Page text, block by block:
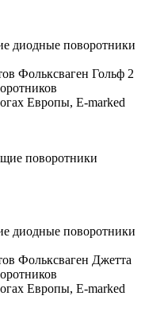
диодные поворотники
Фольксваген Гольф 2
Европы, E-marked
диодные поворотники
Фольксваген Джетта
Европы, E-marked